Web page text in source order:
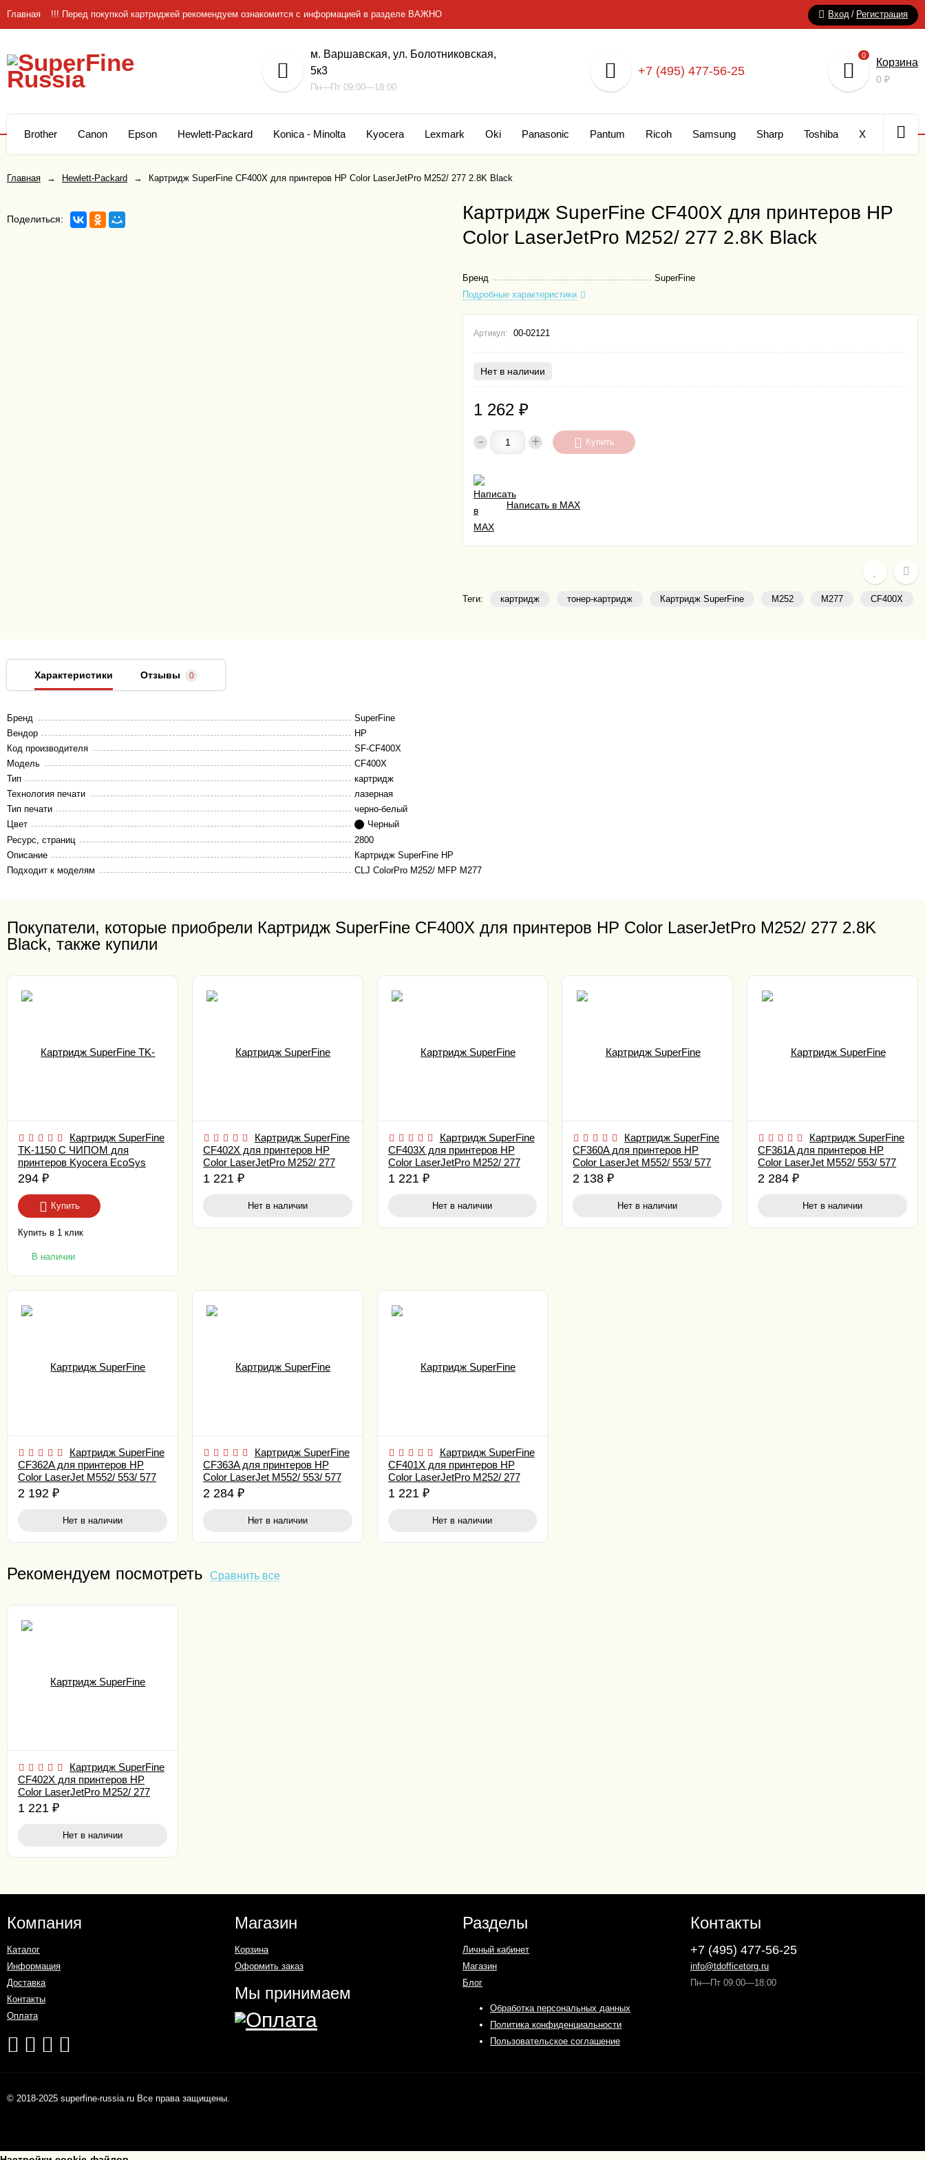
Вход / Регистрация
Главная !!! Перед покупкой картриджей рекомендуем ознакомится с информацией в разделе ВАЖНО
м. Варшавская, ул. Болотниковская,
5к3
Пн—Пт 09:00—18:00
+7 (495) 477-56-25
0
Корзина
0 ₽
Brother Canon Epson Hewlett-Packard Konica - Minolta Kyocera Lexmark Oki Panasonic Pantum Ricoh Samsung Sharp Toshiba Xerox
Главная → Hewlett-Packard → Картридж SuperFine CF400X для принтеров HP Color LaserJetPro M252/ 277 2.8K Black
Поделиться:
Картридж SuperFine CF400X для принтеров HP
Color LaserJetPro M252/ 277 2.8K Black
Бренд
SuperFine
Подробные характеристики
Артикул: 00-02121
Нет в наличии
1 262 ₽
- + Купить
Написать в MAX
Теги: картридж тонер-картридж Картридж SuperFine M252 M277 CF400X
Характеристики Отзывы 0
Бренд
SuperFine
Вендор
HP
Код производителя
SF-CF400X
Модель
CF400X
Тип
картридж
Технология печати
лазерная
Тип печати
черно-белый
Цвет
Черный
Ресурс, страниц
2800
Описание
Картридж SuperFine HP
Подходит к моделям
CLJ ColorPro M252/ MFP M277
Покупатели, которые приобрели Картридж SuperFine CF400X для принтеров HP Color LaserJetPro M252/ 277 2.8K
Black, также купили
Картридж SuperFine
TK-1150 С ЧИПОМ для
принтеров Kyocera EcoSys
M2135/ P2235/ M2635/ 2735 3K
294 ₽
Купить
Купить в 1 клик
В наличии
Картридж SuperFine
CF402X для принтеров HP
Color LaserJetPro M252/ 277
2.3K Yellow
1 221 ₽
Нет в наличии
Картридж SuperFine
CF403X для принтеров HP
Color LaserJetPro M252/ 277
2.3K Magenta
1 221 ₽
Нет в наличии
Картридж SuperFine
CF360A для принтеров HP
Color LaserJet M552/ 553/ 577
6K Black
2 138₽
Нет в наличии
Картридж SuperFine
CF361A для принтеров HP
Color LaserJet M552/ 553/ 577
5K Cyan
2 284₽
Нет в наличии
Картридж SuperFine
CF362A для принтеров HP
Color LaserJet M552/ 553/ 577
5K Yellow
2 192 ₽
Нет в наличии
Картридж SuperFine
CF363A для принтеров HP
Color LaserJet M552/ 553/ 577
5K Magenta
2 284 ₽
Нет в наличии
Картридж SuperFine
CF401X для принтеров HP
Color LaserJetPro M252/ 277
2.3K Cyan
1 221 ₽
Нет в наличии
Рекомендуем посмотреть Сравнить все
Картридж SuperFine
CF402X для принтеров HP
Color LaserJetPro M252/ 277
2.3K Yellow
1 221 ₽
Нет в наличии
Компания
Каталог
Информация
Доставка
Контакты
Оплата
Магазин
Корзина
Оформить заказ
Мы принимаем
Разделы
Личный кабинет
Магазин
Блог
Обработка персональных данных
Политика конфиденциальности
Пользовательское соглашение
Контакты
+7 (495) 477-56-25
info@tdofficetorg.ru
Пн—Пт 09:00—18:00
© 2018-2025 superfine-russia.ru Все права защищены.